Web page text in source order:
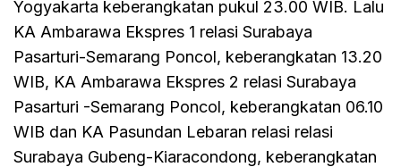
Yogyakarta keberangkatan pukul 23.00 WIB. Lalu
KA Ambarawa Ekspres 1 relasi Surabaya
Pasarturi-Semarang Poncol, keberangkatan 13.20
WIB, KA Ambarawa Ekspres 2 relasi Surabaya
Pasarturi -Semarang Poncol, keberangkatan 06.10
WIB dan KA Pasundan Lebaran relasi relasi
Surabaya Gubeng-Kiaracondong, keberangkatan